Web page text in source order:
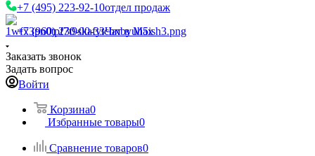
+7 (495) 223-92-10отдел продаж
+7 (960) 230-00-33Чат в Max
Заказать звонок
Задать вопрос
Войти
Корзина0
Избранные товары0
Сравнение товаров0